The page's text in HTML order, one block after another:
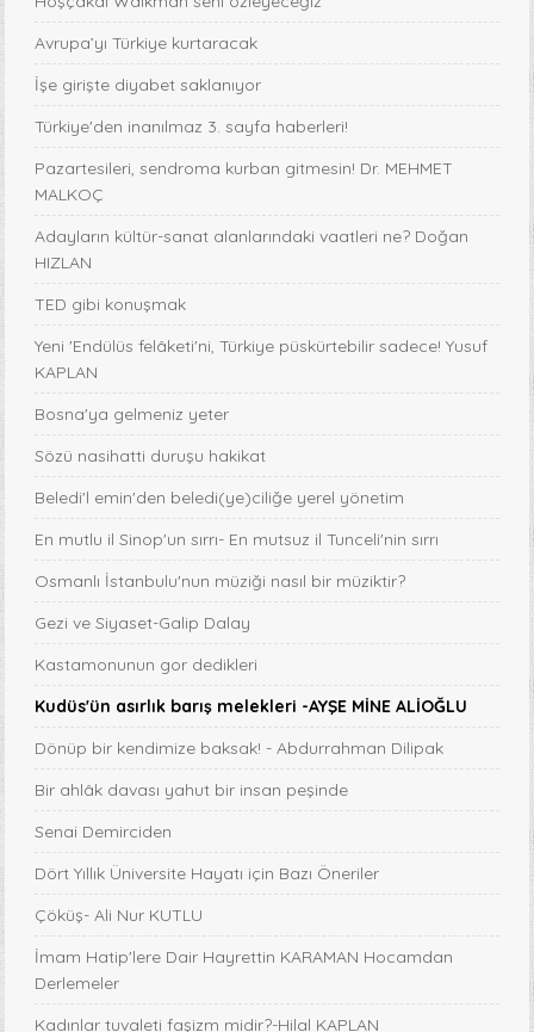
Avrupa’yı Türkiye kurtaracak
İşe girişte diyabet saklanıyor
Türkiye'den inanılmaz 3. sayfa haberleri!
Pazartesileri, sendroma kurban gitmesin! Dr. MEHMET
MALKOÇ
Adayların kültür-sanat alanlarındaki vaatleri ne? Doğan
HIZLAN
TED gibi konuşmak
Yeni 'Endülüs felâketi'ni, Türkiye püskürtebilir sadece! Yusuf
KAPLAN
Bosna'ya gelmeniz yeter
Sözü nasihatti duruşu hakikat
Beledi'l emin'den beledi(ye)ciliğe yerel yönetim
En mutlu il Sinop'un sırrı- En mutsuz il Tunceli'nin sırrı
Osmanlı İstanbulu'nun müziği nasıl bir müziktir?
Gezi ve Siyaset-Galip Dalay
Kastamonunun gor dedikleri
Kudüs'ün asırlık barış melekleri -AYŞE MİNE ALİOĞLU
Dönüp bir kendimize baksak! - Abdurrahman Dilipak
Bir ahlâk davası yahut bir insan peşinde
Senai Demirciden
Dört Yıllık Üniversite Hayatı için Bazı Öneriler
Çöküş- Ali Nur KUTLU
İmam Hatip'lere Dair Hayrettin KARAMAN Hocamdan
Derlemeler
Kadınlar tuvaleti faşizm midir?-Hilal KAPLAN